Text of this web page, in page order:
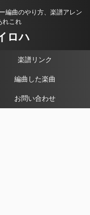
編曲のやり方、楽譜アレン
れこれ
ロハ
楽譜リンク
編曲した楽曲
お問い合わせ